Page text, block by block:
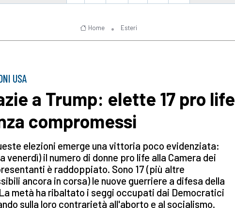
Home Esteri
USA
a Trump: elette 17 pro life
compromessi
elezioni emerge una vittoria poco evidenziata:
venerdì) il numero di donne pro life alla Camera dei
è raddoppiato. Sono 17 (più altre
ancora in corsa) le nuove guerriere a difesa della
metà ha ribaltato i seggi occupati dai Democratici
sulla loro contrarietà all'aborto e al socialismo.